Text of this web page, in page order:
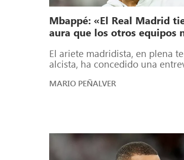
Mbappé: «El Real Madrid
aura que los otros equipos
El ariete madridista, en plena
alcista, ha concedido una
MARIO PEÑALVER